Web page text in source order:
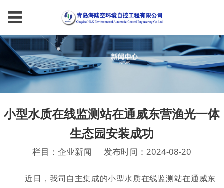
小型水质在线监测站在通威东营渔光一体
生态园安装成功
栏目：企业新闻 发布时间：2024-08-20
近日，我司自主集成的小型水质在线监测站在通威东